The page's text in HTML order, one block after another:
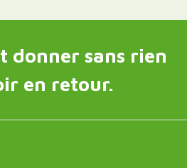
donner sans rien
en retour.